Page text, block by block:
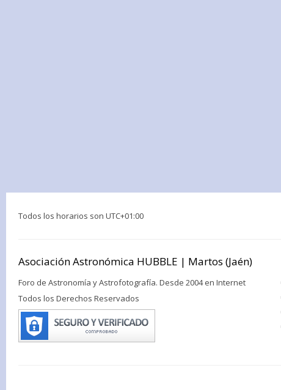
Todos los horarios son UTC+01:00
Asociación Astronómica HUBBLE | Martos (Jaén)
Foro de Astronomía y Astrofotografía. Desde 2004 en Internet
Todos los Derechos Reservados